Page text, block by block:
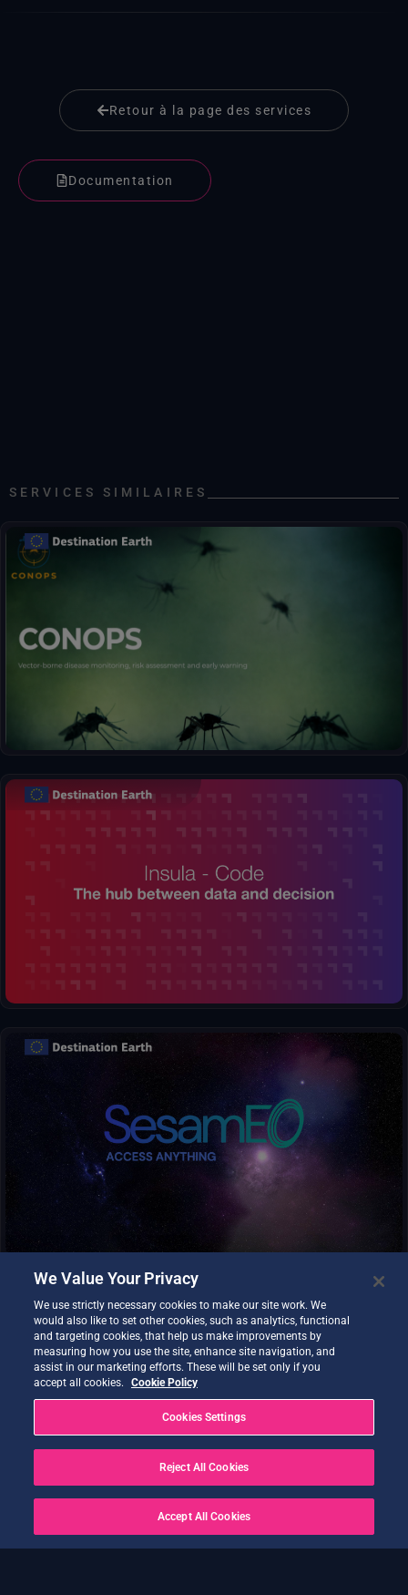
Retour à la page des services
Documentation
SERVICES SIMILAIRES
Alertes précoces concernant l'abondance des moustiques et le
Insula, la plaque tournante entre les données et les décisions.
Traitez sans effort des informations complexes et générez des
visualisations claires, en transformant des chiffres bruts en
SesamEO rend les données de Copernicus et autres
(statistiques, atmosphériques ou climatiques) accessibles via
des thèmes et des collections des catalogues. Les collections
peuvent être parcourues et recherchées par mot-clé. Les
produits peuvent être visualisés, filtrés et téléchargés selon les
capacités du fournisseur.
Infrastructure / Plateforme en tant que service. Les utilisateurs
peuvent déployer et exécuter des applications patrimoniales à
proximité des données du "DestinE Data Portfolio" disponibles
dans le Data Lake DestinE .
We Value Your Privacy
We use strictly necessary cookies to make our site work. We
would also like to set other cookies, such as analytics, functional
and targeting cookies, that help us make improvements by
measuring how you use the site, enhance site navigation, and
assist in our marketing efforts. These will be set only if you
accept all cookies.
Cookie Policy
Cookies Settings
Reject All Cookies
Accept All Cookies